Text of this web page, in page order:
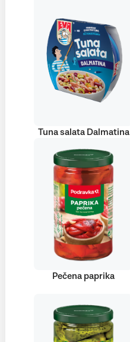
Tuna salata Dalmatina
Pečena paprika